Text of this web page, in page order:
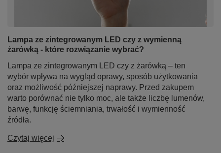
Lampa ze zintegrowanym LED czy z wymienną
żarówką - które rozwiązanie wybrać?
Lampa ze zintegrowanym LED czy z żarówką – ten
wybór wpływa na wygląd oprawy, sposób użytkowania
oraz możliwość późniejszej naprawy. Przed zakupem
warto porównać nie tylko moc, ale także liczbę lumenów,
barwę, funkcję ściemniania, trwałość i wymienność
źródła.
Czytaj więcej